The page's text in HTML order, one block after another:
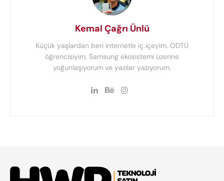
Kemal Çağrı Ünlü
Küçük yaşlardan beri internetle iç içeyim. ODTÜ
öğrencisiyim, Samsung ekosistemi üzerine
yoğunlaşıyorum ve yazılar yazıyorum.